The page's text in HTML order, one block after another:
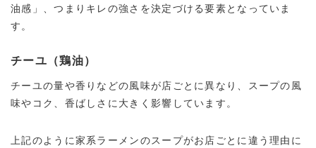
油感」、つまりキレの強さを決定づける要素となっていま
す。
チーユ（鶏油）
チーユの量や香りなどの風味が店ごとに異なり、スープの風
味やコク、香ばしさに大きく影響しています。
上記のように家系ラーメンのスープがお店ごとに違う理由に